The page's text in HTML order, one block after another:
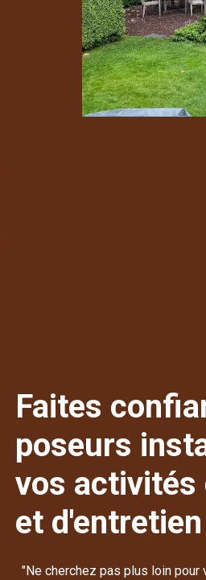
Faites
poseurs
vos activités
et
"Ne cherchez pas plus loin